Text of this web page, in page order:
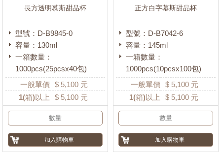
長方透明慕斯甜品杯
型號：D-B9845-0
容量：130ml
一箱數量：
1000pcs(25pcsx40包)
一般單價 $ 5,100 元
1(箱)以上 $ 5,100 元
正方白字慕斯甜品杯
型號：D-B7042-6
容量：145ml
一箱數量：
1000pcs(10pcsx100包)
一般單價 $ 5,100 元
1(箱)以上 $ 5,100 元